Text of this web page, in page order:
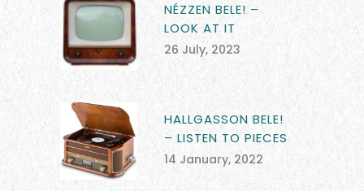
NÉZZEN BELE! –
LOOK AT IT
26 July, 2023
HALLGASSON BELE!
– LISTEN TO PIECES
14 January, 2022